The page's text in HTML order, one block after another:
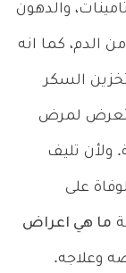
والدهون
من الدم، كما انه
السكر
لمرض
ولأن تليف
على
ما هي اعراض
وعلاجه.